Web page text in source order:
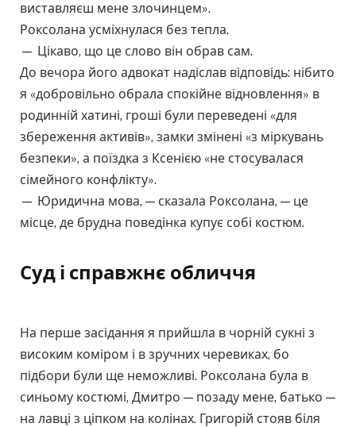
виставляєш мене злочинцем».
Роксолана усміхнулася без тепла.
— Цікаво, що це слово він обрав сам.
До вечора його адвокат надіслав відповідь: нібито
я «добровільно обрала спокійне відновлення» в
родинній хатині, гроші були переведені «для
збереження активів», замки змінені «з міркувань
безпеки», а поїздка з Ксенією «не стосувалася
сімейного конфлікту».
— Юридична мова, — сказала Роксолана, — це
місце, де брудна поведінка купує собі костюм.
Суд і справжнє обличчя
На перше засідання я прийшла в чорній сукні з
високим коміром і в зручних черевиках, бо
підбори були ще неможливі. Роксолана була в
синьому костюмі, Дмитро — позаду мене, батько —
на лавці з ціпком на колінах. Григорій стояв біля